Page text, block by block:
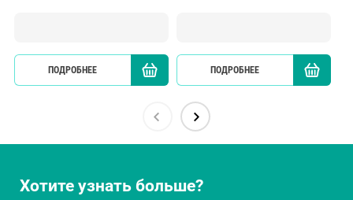
ПОДРОБНЕЕ КУПИТЬ
ПОДРОБНЕЕ
Хотите узнать больше?